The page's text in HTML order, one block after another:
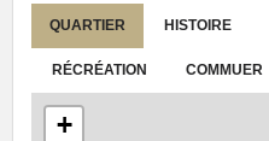
QUARTIER HISTOIRE
RÉCRÉATION COMMUER
+